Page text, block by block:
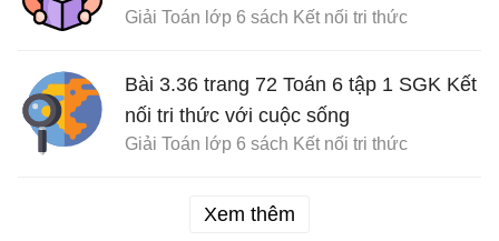
Giải Toán lớp 6 sách Kết nối tri thức
Bài 3.36 trang 72 Toán 6 tập 1 SGK Kết
nối tri thức với cuộc sống
Giải Toán lớp 6 sách Kết nối tri thức
Xem thêm